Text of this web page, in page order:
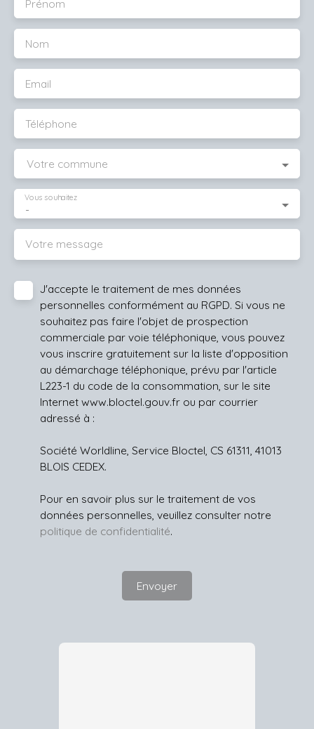
Prénom
Nom
Email
Téléphone
Votre commune
-
Vous souhaitez
Votre message
J'accepte le traitement de mes données
personnelles conformément au RGPD. Si vous ne
souhaitez pas faire l'objet de prospection
commerciale par voie téléphonique, vous pouvez
vous inscrire gratuitement sur la liste d'opposition
au démarchage téléphonique, prévu par l'article
L223-1 du code de la consommation, sur le site
Internet www.bloctel.gouv.fr ou par courrier
adressé à :
Société Worldline, Service Bloctel, CS 61311, 41013
BLOIS CEDEX.
Pour en savoir plus sur le traitement de vos
données personnelles, veuillez consulter notre
politique de confidentialité.
Envoyer